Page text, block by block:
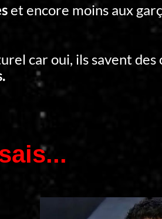
et encore moins aux
car oui, ils savent des